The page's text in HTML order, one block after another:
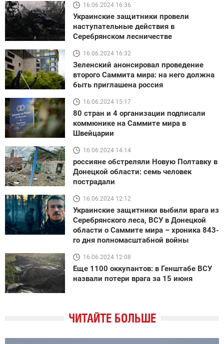
16.06.2024 16:36
Украинские защитники провели
наступательные действия в
Серебрянском лесничестве
16.06.2024 16:32
Зеленский анонсировал проведение
второго Саммита мира: на него должна
быть приглашена россия
16.06.2024 15:17
80 стран и 4 организации подписали
коммюнике на Саммите мира в
Швейцарии
16.06.2024 14:14
россияне обстреляли Новую Полтавку в
Донецкой области: семь человек
пострадали
16.06.2024 12:12
Украинские защитники выбили врага из
Серебрянского леса, ВСУ в Донецкой
области о Саммите мира – хроника 843-
го дня полномасштабной войны
16.06.2024 12:08
Еще 1100 оккупантов: в Генштабе ВСУ
назвали потери врага за 15 июня
ЧИТАЙТЕ БОЛЬШЕ